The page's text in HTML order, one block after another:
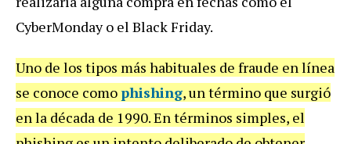
CyberMonday o el Black Friday.
Uno de los tipos más habituales de fraude en línea
se conoce comophishing, un término que surgió
en la década de 1990. En términos simples, el